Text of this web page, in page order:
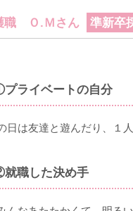
職 Ｏ.Ｍさん 準新卒
ライベートの自分
日は友達と遊んだり、１
職した決め手